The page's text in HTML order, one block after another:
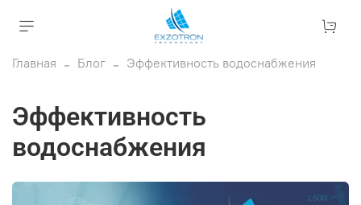
Главная Блог Эффективность водоснабжения
Эффективность
водоснабжения